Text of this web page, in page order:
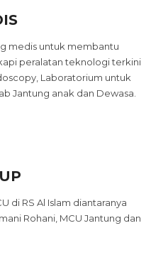
medis untuk membantu
peralatan teknologi terkini
Laboratorium untuk
Jantung anak dan Dewasa.
di RS Al Islam diantaranya
Rohani, MCU Jantung dan